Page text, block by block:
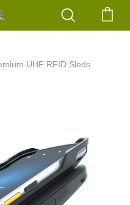
UHF RFID Sleds